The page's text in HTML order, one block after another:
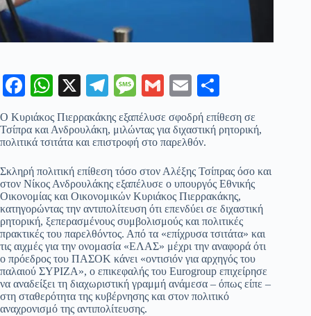
Fa
ce
bo
ok
W
ha
ts
A
pp
X
Te
gr
a
m
M
es
sa
ge
G
m
ail
E
m
ail
οι
ρ
στ
εί
τε
Ο Κυριάκος Πιερρακάκης εξαπέλυσε σφοδρή επίθεση σε
Τσίπρα και Ανδρουλάκη, μιλώντας για διχαστική ρητορική,
πολιτικά τσιτάτα και επιστροφή στο παρελθόν.
Σκληρή πολιτική επίθεση τόσο στον Αλέξης Τσίπρας όσο και
στον Νίκος Ανδρουλάκης εξαπέλυσε ο υπουργός Εθνικής
Οικονομίας και Οικονομικών Κυριάκος Πιερρακάκης,
κατηγορώντας την αντιπολίτευση ότι επενδύει σε διχαστική
ρητορική, ξεπερασμένους συμβολισμούς και πολιτικές
πρακτικές του παρελθόντος. Από τα «επίχρυσα τσιτάτα» και
τις αιχμές για την ονομασία «ΕΛΑΣ» μέχρι την αναφορά ότι
ο πρόεδρος του ΠΑΣΟΚ κάνει «οντισιόν για αρχηγός του
παλαιού ΣΥΡΙΖΑ», ο επικεφαλής του Eurogroup επιχείρησε
να αναδείξει τη διαχωριστική γραμμή ανάμεσα – όπως είπε –
στη σταθερότητα της κυβέρνησης και στον πολιτικό
αναχρονισμό της αντιπολίτευσης.